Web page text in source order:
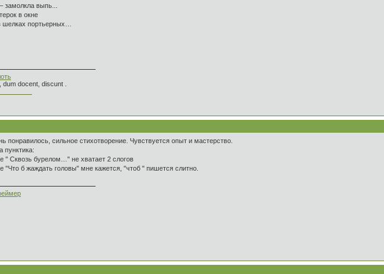
замолкла выпь...
в окне
шелках портьерных…
dum docent, discunt .
понравилось, сильное стихотворение. Чувствуется опыт и мастерство.
пунктика:
" Сквозь бурелом…" не хватает 2 слогов
"Что б жаждать головы" мне кажется, "чтоб " пишется слитно.